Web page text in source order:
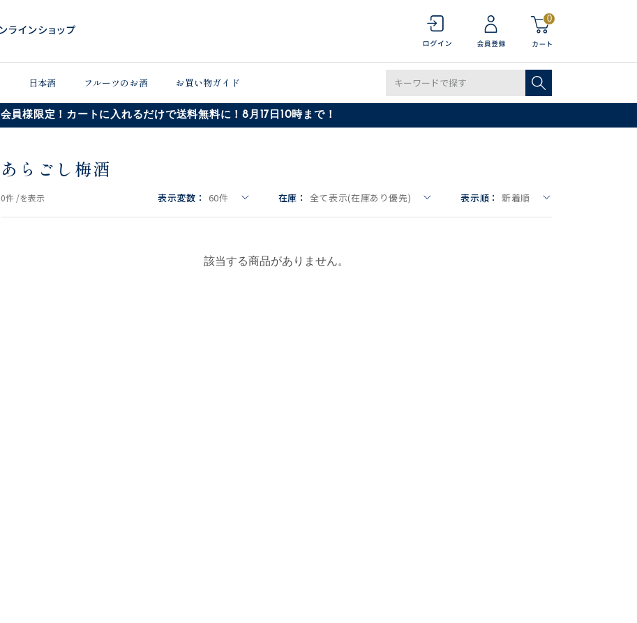
0
日本酒 フルーツのお酒 お買い物ガイド
会員様限定！カートに入れるだけで送料無料に！8月17日10時まで！
あらごし梅酒
0件 /を表示 表示変数： 60件 在庫： 全て表示(在庫あり優先) 表示順： 新着順
該当する商品がありません。